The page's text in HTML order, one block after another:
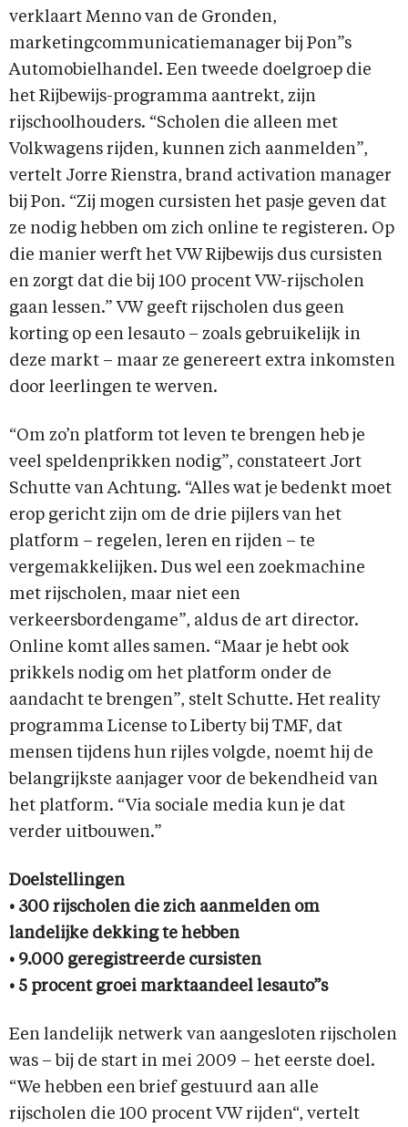
verklaart Menno van de Gronden,
marketingcommunicatiemanager bij Pon”s
Automobielhandel. Een tweede doelgroep die
het Rijbewijs-programma aantrekt, zijn
rijschoolhouders. “Scholen die alleen met
Volkwagens rijden, kunnen zich aanmelden”,
vertelt Jorre Rienstra, brand activation manager
bij Pon. “Zij mogen cursisten het pasje geven dat
ze nodig hebben om zich online te registeren. Op
die manier werft het VW Rijbewijs dus cursisten
en zorgt dat die bij 100 procent VW-rijscholen
gaan lessen.” VW geeft rijscholen dus geen
korting op een lesauto – zoals gebruikelijk in
deze markt – maar ze genereert extra inkomsten
door leerlingen te werven.
“Om zo’n platform tot leven te brengen heb je
veel speldenprikken nodig”, constateert Jort
Schutte van Achtung. “Alles wat je bedenkt moet
erop gericht zijn om de drie pijlers van het
platform – regelen, leren en rijden – te
vergemakkelijken. Dus wel een zoekmachine
met rijscholen, maar niet een
verkeersbordengame”, aldus de art director.
Online komt alles samen. “Maar je hebt ook
prikkels nodig om het platform onder de
aandacht te brengen”, stelt Schutte. Het reality
programma License to Liberty bij TMF, dat
mensen tijdens hun rijles volgde, noemt hij de
belangrijkste aanjager voor de bekendheid van
het platform. “Via sociale media kun je dat
verder uitbouwen.”
Doelstellingen
• 300 rijscholen die zich aanmelden om
landelijke dekking te hebben
• 9.000 geregistreerde cursisten
• 5 procent groei marktaandeel lesauto”s
Een landelijk netwerk van aangesloten rijscholen
was – bij de start in mei 2009 – het eerste doel.
“We hebben een brief gestuurd aan alle
rijscholen die 100 procent VW rijden“, vertelt